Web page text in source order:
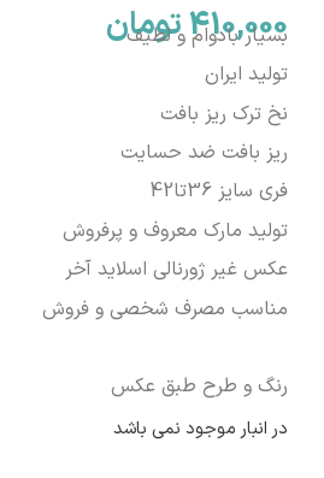
410,000تومان
بسیار بادوام و لطیف
تولید ایران
نخ ترک ریز بافت
ریز بافت ضد حسایت
فری سایز 36تا42
تولید مارک معروف و پرفروش
عکس غیر ژورنالی اسلاید آخر
مناسب مصرف شخصی و فروش
رنگ و طرح طبق عکس
در انبار موجود نمی باشد